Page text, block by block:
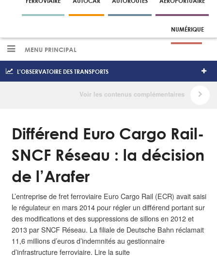
recherche
NUMÉRIQUE
MENU PRINCIPAL
L'OBSERVATOIRE DES TRANSPORTS
Différend Euro Cargo Rail-
SNCF Réseau : la décision
de l’Arafer
L’entreprise de fret ferroviaire Euro Cargo Rail (ECR) avait saisi
le régulateur en mars 2014 pour régler un différend portant sur
des modifications et des suppressions de sillons en 2012 et
2013 par SNCF Réseau. La filiale de Deutsche Bahn réclamait
11,6 millions d’euros d’indemnités au gestionnaire
d’infrastructure ferroviaire. Lire la suite